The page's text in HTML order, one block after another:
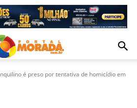
é preso por tentativa de homicídio em